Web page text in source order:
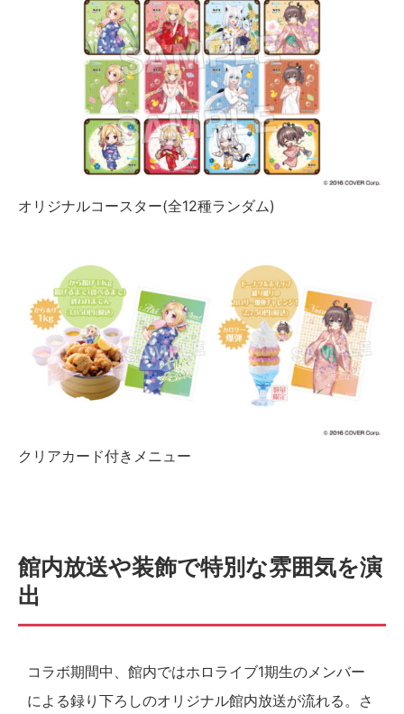
オリジナルコースター(全12種ランダム)
クリアカード付きメニュー
館内放送や装飾で特別な雰囲気を演
出
コラボ期間中、館内ではホロライブ1期生のメンバー
による録り下ろしのオリジナル館内放送が流れる。さ